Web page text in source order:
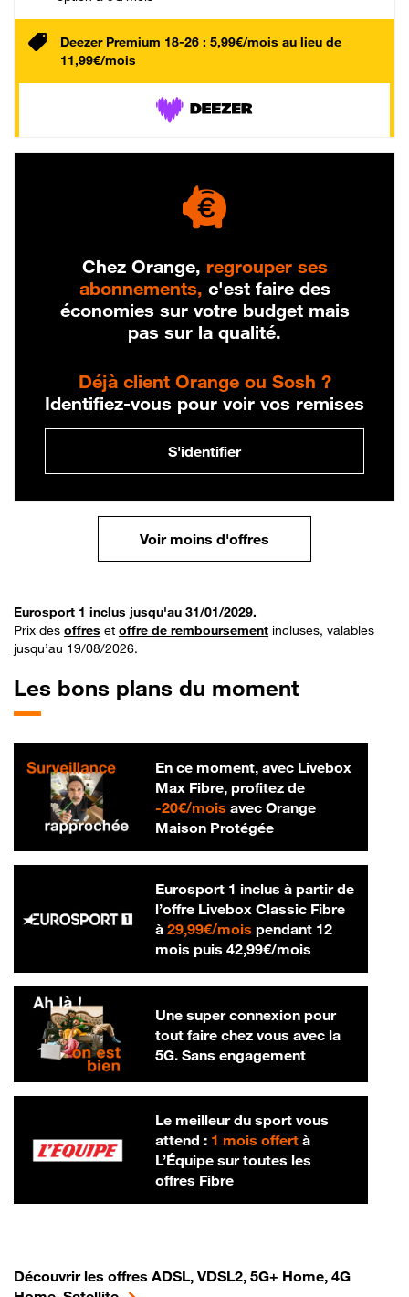
Deezer Premium 18-26 : 5,99€/mois au lieu de
11,99€/mois
Chez Orange, regrouper ses
abonnements, c'est faire des
économies sur votre budget mais
pas sur la qualité.
Déjà client Orange ou Sosh ?
Identifiez-vous pour voir vos remises
S'identifier
Voir moins d'offres
Eurosport 1 inclus jusqu'au 31/01/2029.
Prix des offres et offre de remboursement incluses, valables
jusqu’au 19/08/2026.
Les bons plans du moment
En ce moment, avec Livebox
Max Fibre, profitez de
-20€/mois20 € par mois
avec Orange
Maison Protégée
Eurosport 1 inclus à partir de
l’offre Livebox Classic Fibre
à 29,99€/mois29,99 € par mois
pendant 12
mois puis 42,99€/mois42,99 € par
Une super connexion pour
tout faire chez vous avec la
5G. Sans engagement
Le meilleur du sport vous
attend : 1 mois offertà
L’Équipe sur toutes les
offres Fibre
Découvrir les offres ADSL, VDSL2, 5G+ Home, 4G